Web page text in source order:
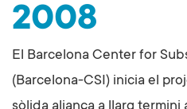
2008
El Barcelona Center for
(Barcelona-CSI) inicia el